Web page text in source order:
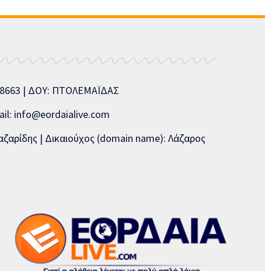
| ΔΟΥ: ΠΤΟΛΕΜΑΪΔΑΣ
info@eordaialive.com
| Δικαιούχος (domain name): Λάζαρος